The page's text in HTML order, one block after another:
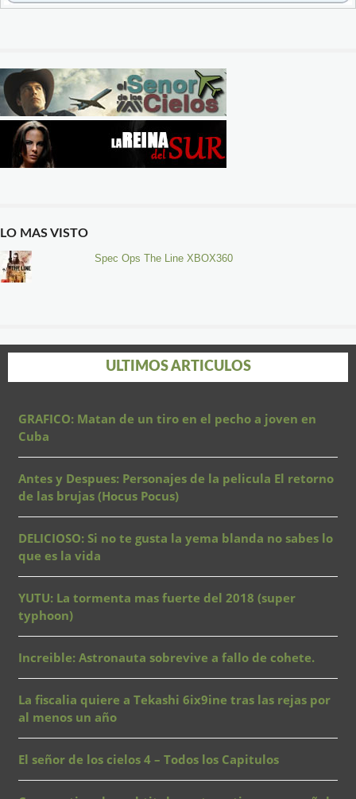
LO MAS VISTO
Spec Ops The Line XBOX360
ULTIMOS ARTICULOS
GRAFICO: Matan de un tiro en el pecho a joven en
Cuba
Antes y Despues: Personajes de la pelicula El retorno
de las brujas (Hocus Pocus)
DELICIOSO: Si no te gusta la yema blanda no sabes lo
que es la vida
YUTU: La tormenta mas fuerte del 2018 (super
typhoon)
Increible: Astronauta sobrevive a fallo de cohete.
La fiscalia quiere a Tekashi 6ix9ine tras las rejas por
al menos un año
El señor de los cielos 4 – Todos los Capitulos